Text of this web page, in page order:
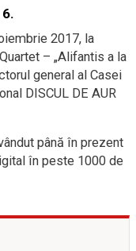
2017, la
– „Alifantis a la
general al Casei
DISCUL DE AUR
până în prezent
în peste 1000 de